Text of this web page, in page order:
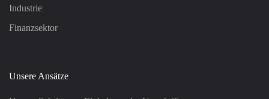
Industrie
Finanzsektor
Unsere Ansätze